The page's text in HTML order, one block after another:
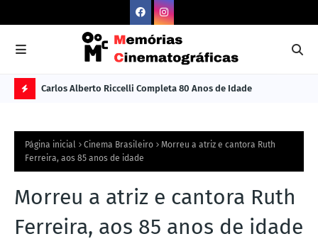
L
TI
M
A
Carlos Alberto Riccelli Completa 80 Anos de Idade
Página inicial Cinema Brasileiro
Morreu a atriz e cantora Ruth
Ferreira, aos 85 anos de idade
Morreu a atriz e cantora Ruth
Ferreira, aos 85 anos de idade